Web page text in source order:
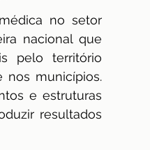
no setor
nacional que
pelo território
nos municípios.
e estruturas
resultados